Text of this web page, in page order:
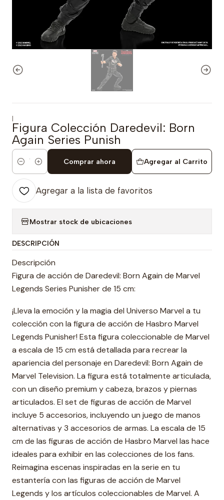
|
Figura Colección Daredevil: Born
Again Series Punish
Cantidad
Agregar al Carrito
Comprar ahora
Agregar a la lista de favoritos
Mostrar stock de ubicaciones
DESCRIPCIÓN
Descripción
Figura de acción de Daredevil: Born Again de Marvel
Legends Series Punisher de 15 cm:
¡Lleva la emoción y la magia del Universo Marvel a tu
colección con la figura de acción de Hasbro Marvel
Legends Punisher! Esta figura coleccionable de Marvel
a escala de 15 cm está detallada para recrear la
apariencia del personaje en Daredevil: Born Again de
Marvel Television. La figura está totalmente articulada,
con un diseño premium y cabeza, brazos y piernas
articulados. El set de figuras de acción de Marvel
incluye 5 accesorios, incluyendo un juego de manos
alternativas y 3 accesorios de armas. La escala de 15
cm de las figuras de acción de Hasbro Marvel las hace
ideales para exhibir en las colecciones de los fans.
Reimagina escenas inspiradas en la serie en tu
estantería con las figuras de acción de Marvel
Legends y los artículos coleccionables de Marvel. A